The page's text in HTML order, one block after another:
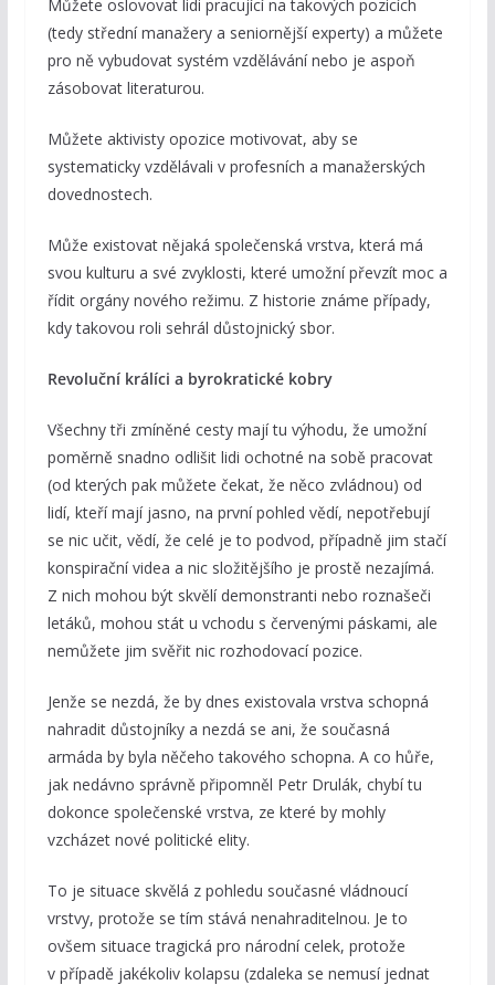
Můžete oslovovat lidi pracující na takových pozicích
(tedy střední manažery a seniornější experty) a můžete
pro ně vybudovat systém vzdělávání nebo je aspoň
zásobovat literaturou.
Můžete aktivisty opozice motivovat, aby se
systematicky vzdělávali v profesních a manažerských
dovednostech.
Může existovat nějaká společenská vrstva, která má
svou kulturu a své zvyklosti, které umožní převzít moc a
řídit orgány nového režimu. Z historie známe případy,
kdy takovou roli sehrál důstojnický sbor.
Revoluční králíci a byrokratické kobry
Všechny tři zmíněné cesty mají tu výhodu, že umožní
poměrně snadno odlišit lidi ochotné na sobě pracovat
(od kterých pak můžete čekat, že něco zvládnou) od
lidí, kteří mají jasno, na první pohled vědí, nepotřebují
se nic učit, vědí, že celé je to podvod, případně jim stačí
konspirační videa a nic složitějšího je prostě nezajímá.
Z nich mohou být skvělí demonstranti nebo roznašeči
letáků, mohou stát u vchodu s červenými páskami, ale
nemůžete jim svěřit nic rozhodovací pozice.
Jenže se nezdá, že by dnes existovala vrstva schopná
nahradit důstojníky a nezdá se ani, že současná
armáda by byla něčeho takového schopna. A co hůře,
jak nedávno správně připomněl Petr Drulák, chybí tu
dokonce společenské vrstva, ze které by mohly
vzcházet nové politické elity.
To je situace skvělá z pohledu současné vládnoucí
vrstvy, protože se tím stává nenahraditelnou. Je to
ovšem situace tragická pro národní celek, protože
v případě jakékoliv kolapsu (zdaleka se nemusí jednat